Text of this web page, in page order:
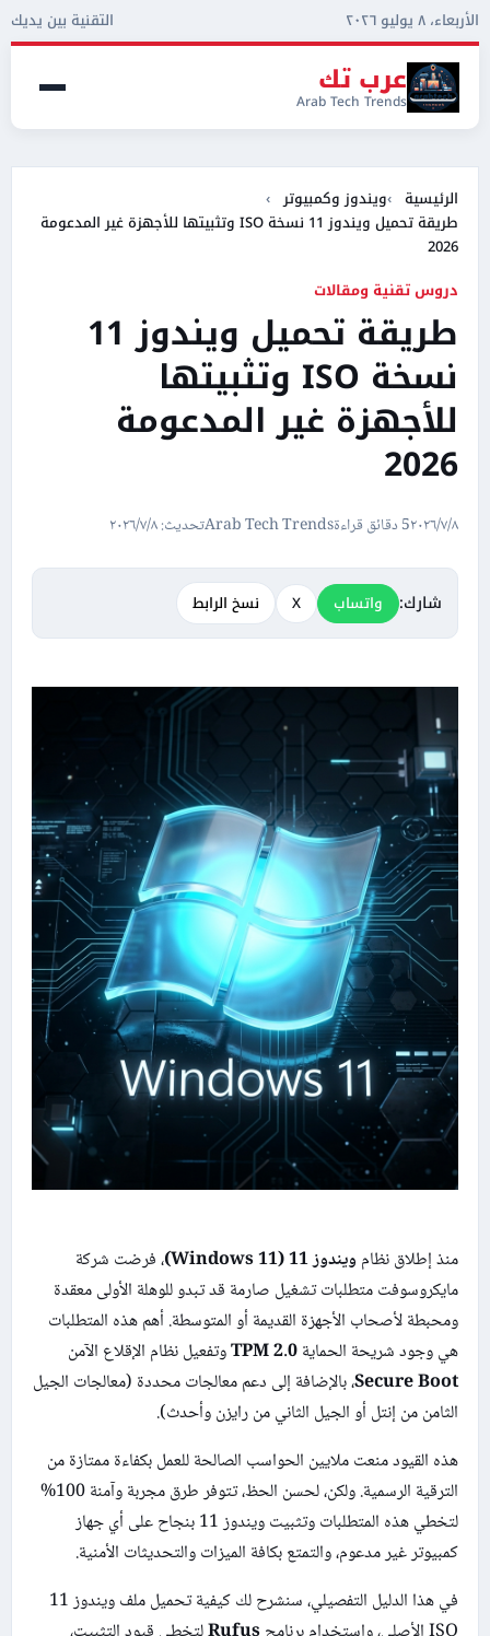
الأربعاء، ٨ يوليو ٢٠٢٦ التقنية بين يديك
عرب تك
Arab Tech Trends
الرئيسية
ويندوز وكمبيوتر
طريقة تحميل ويندوز 11 نسخة ISO وتثبيتها للأجهزة غير المدعومة
2026
دروس تقنية ومقالات
طريقة تحميل ويندوز 11
نسخة ISO وتثبيتها
للأجهزة غير المدعومة
2026
٨‏/٧‏/٢٠٢٦ 5 دقائق قراءة Arab Tech Trendsتحديث: ٨‏/٧‏/٢٠٢٦
شارك: واتساب X نسخ الرابط
منذ إطلاق نظام ويندوز 11 (Windows 11)
، فرضت شركة
مايكروسوفت متطلبات تشغيل صارمة قد تبدو للوهلة الأولى معقدة
ومحبطة لأصحاب الأجهزة القديمة أو المتوسطة. أهم هذه المتطلبات
هي وجود شريحة الحمايةTPM 2.0وتفعيل نظام الإقلاع الآمن
Secure Boot، بالإضافة إلى دعم معالجات محددة (معالجات الجيل
الثامن من إنتل أو الجيل الثاني من رايزن وأحدث).
هذه القيود منعت ملايين الحواسب الصالحة للعمل بكفاءة ممتازة من
الترقية الرسمية. ولكن، لحسن الحظ، تتوفر طرق مجربة وآمنة 100%
لتخطي هذه المتطلبات وتثبيت ويندوز 11 بنجاح على أي جهاز
كمبيوتر غير مدعوم، والتمتع بكافة الميزات والتحديثات الأمنية.
في هذا الدليل التفصيلي، سنشرح لك كيفية تحميل ملف ويندوز 11